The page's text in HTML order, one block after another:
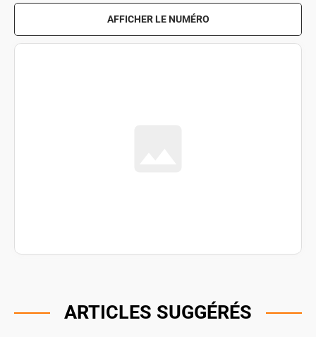
AFFICHER LE NUMÉRO
ARTICLES SUGGÉRÉS